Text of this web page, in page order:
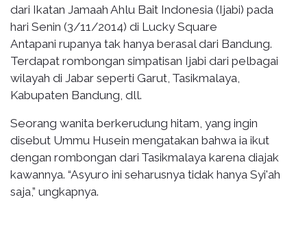
dari Ikatan Jamaah Ahlu Bait Indonesia (Ijabi) pada
hari Senin (3/11/2014) di Lucky Square
Antapani rupanya tak hanya berasal dari Bandung.
Terdapat rombongan simpatisan Ijabi dari pelbagai
wilayah di Jabar seperti Garut, Tasikmalaya,
Kabupaten Bandung, dll.
Seorang wanita berkerudung hitam, yang ingin
disebut Ummu Husein mengatakan bahwa ia ikut
dengan rombongan dari Tasikmalaya karena diajak
kawannya. “Asyuro ini seharusnya tidak hanya Syi'ah
saja,” ungkapnya.